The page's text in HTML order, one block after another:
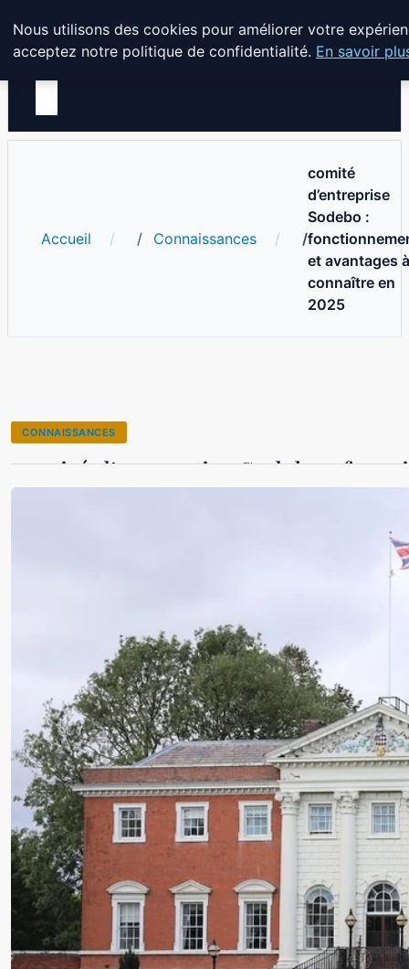
Bible Telemarketing
Accueil Connaissances
comité
d’entreprise
Sodebo :
et avantages à
connaître en
2025
CONNAISSANCES
comité d’entreprise Sodebo :
Nous utilisons des cookies pour améliorer votre
acceptez notre politique de confidentialité. En savoir